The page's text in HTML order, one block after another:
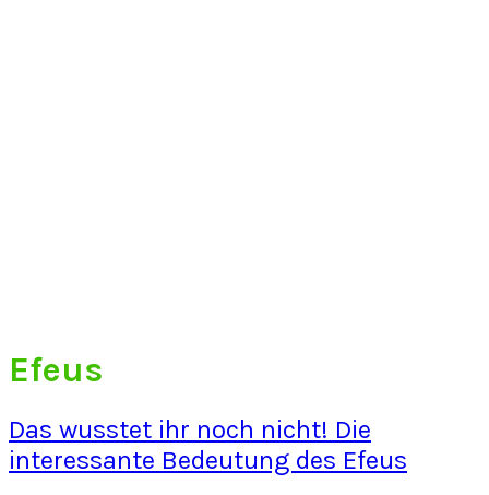
Efeus
Das wusstet ihr noch nicht! Die
interessante Bedeutung des Efeus